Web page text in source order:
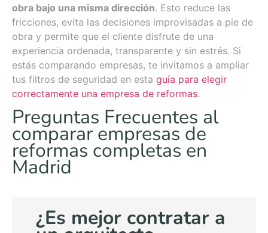
obra bajo una misma dirección. Esto reduce las
fricciones, evita las decisiones improvisadas a pie de
obra y permite que el cliente disfrute de una
experiencia ordenada, transparente y sin estrés. Si
estás comparando empresas, te invitamos a ampliar
tus filtros de seguridad en esta guía para elegir
correctamente una empresa de reformas.
Preguntas Frecuentes al
comparar empresas de
reformas completas en
Madrid
¿Es mejor contratar a